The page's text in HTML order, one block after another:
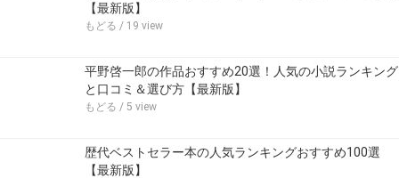
【最新版】
もどる / 19 view
平野啓一郎の作品おすすめ20選！人気の小説ランキング
と口コミ＆選び方【最新版】
もどる / 5 view
歴代ベストセラー本の人気ランキングおすすめ100選
【最新版】